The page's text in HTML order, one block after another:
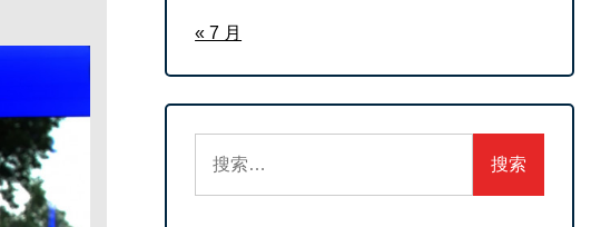
« 7 月
索：